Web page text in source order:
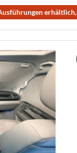
erhältlich,